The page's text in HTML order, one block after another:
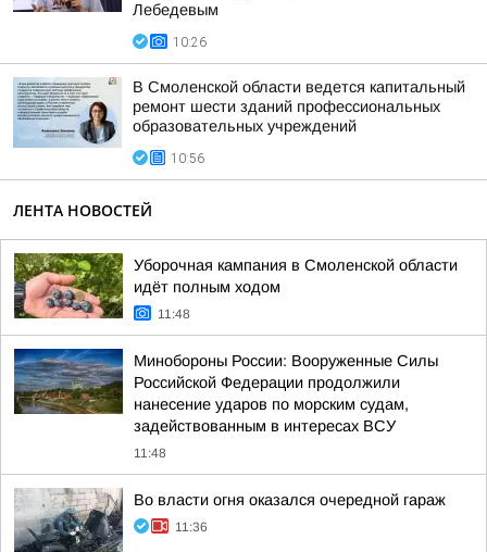
Лебедевым
10:26
В Смоленской области ведется капитальный
ремонт шести зданий профессиональных
образовательных учреждений
10:56
ЛЕНТА НОВОСТЕЙ
Уборочная кампания в Смоленской области
идёт полным ходом
11:48
Минобороны России: Вооруженные Силы
Российской Федерации продолжили
нанесение ударов по морским судам,
задействованным в интересах ВСУ
11:48
Во власти огня оказался очередной гараж
11:36